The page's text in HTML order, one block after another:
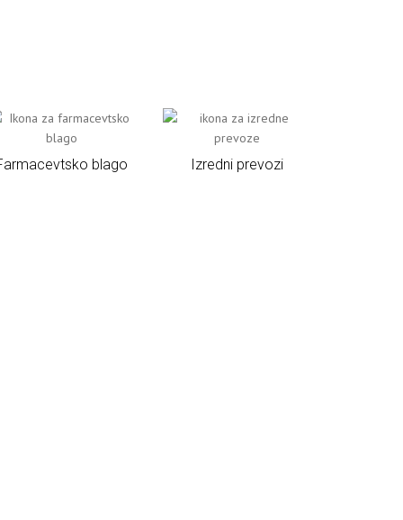
blago
Izredni prevozi